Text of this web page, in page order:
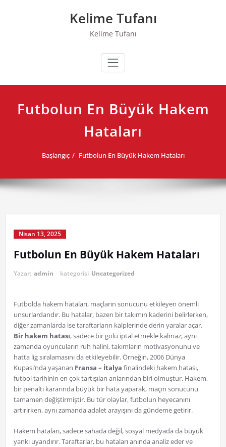
Kelime Tufanı
Kelime Tufanı
Futbolun En Büyük Hakem
Hataları
Başlangıç Futbolun En Büyük Hakem Hataları
Nisan 13, 2025
Futbolun En Büyük Hakem Hataları
Yazar: admin kategorisi Uncategorized
Futbolda hakem hataları, maçların sonucunu etkileyen önemli
unsurlardandır. Bu hatalar, bazen bir takımın kaderini belirlerken,
diğer zamanlarda ise taraftarların kalplerinde derin yaralar açar.
Bir hakem hatası, sadece bir golü iptal etmekle kalmaz; aynı
zamanda oyuncuların ruh halini, takımların motivasyonunu ve
hatta lig sıralamasını da etkileyebilir. Örneğin, 2006 Dünya
Kupası’nda yaşanan Fransa – İtalya finalindeki hakem hatası,
futbol tarihinin en çok tartışılan anlarından biri olmuştur. Hakem,
bir penaltı kararında büyük bir hata yaparak, maçın sonucunu
tamamen değiştirmiştir. Bu tür olaylar, futbolun heyecanını
artırırken, aynı zamanda adalet arayışını da gündeme getirir.
Hakem hataları, sadece sahada değil, sosyal medyada da büyük
yankı uyandırır. Taraftarlar, bu hataları anında analiz eder ve